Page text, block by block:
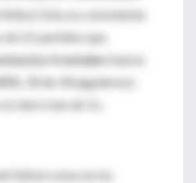
Esto es consistente
de 21 partidos que
frontales fueron
30 de 34 jugadores),
duró más de 3 s.
fútbol como en los